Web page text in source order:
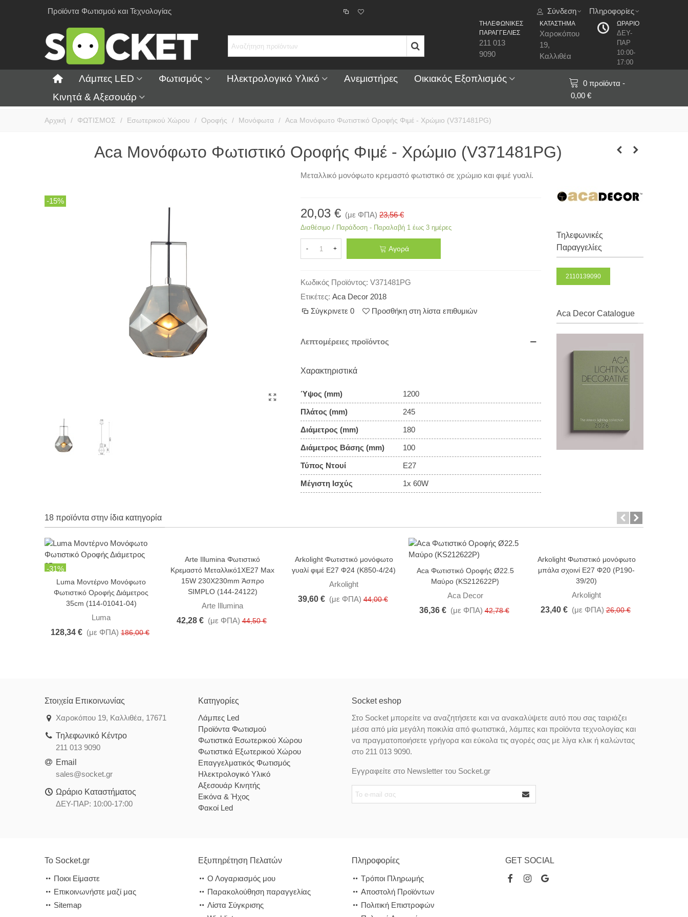
Προϊόντα Φωτισμού και Τεχνολογίας Σύνδεση Πληροφορίες
ΤΗΛΕΦΩΝΙΚΕΣ
ΠΑΡΑΓΓΕΛΙΕΣ
211 013
9090
ΚΑΤΑΣΤΗΜΑ
Χαροκόπου
19,
Καλλιθέα
ΩΡΑΡΙΟ
ΔΕΥ-
ΠΑΡ
10:00-
17:00
Λάμπες LED Φωτισμός Ηλεκτρολογικό Υλικό Ανεμιστήρες
Οικιακός Εξοπλισμός
Κινητά & Αξεσουάρ
0 προϊόντα -
0,00 €
Αρχική / ΦΩΤΙΣΜΟΣ / Εσωτερικού Χώρου / Οροφής / Μονόφωτα / Aca Μονόφωτο Φωτιστικό Οροφής Φιμέ - Χρώμιο (V371481PG)
Aca Μονόφωτο Φωτιστικό Οροφής Φιμέ - Χρώμιο (V371481PG)
-15%
Μεταλλικό μονόφωτο κρεμαστό φωτιστικό σε χρώμιο και φιμέ γυαλί.
20,03 € (με ΦΠΑ) 23,56 €
Διαθέσιμο / Παράδοση - Παραλαβή 1 έως 3 ημέρες
- + Αγορά
Κωδικός Προϊόντος: V371481PG
Ετικέτες: Aca Decor 2018
Σύγκρινετε 0 Προσθήκη στη λίστα επιθυμιών
Λεπτομέρειες προϊόντος
Χαρακτηριστικά
Ύψος (mm) 1200
Πλάτος (mm) 245
Διάμετρος (mm) 180
Διάμετρος Βάσης (mm) 100
Τύπος Ντουί E27
Μέγιστη Ισχύς 1x 60W
Τηλεφωνικές
Παραγγελίες
2110139090
Aca Decor Catalogue
18 προϊόντα στην ίδια κατηγορία
-31%
Luma Μοντέρνο Μονόφωτο
Φωτιστικό Οροφής Διάμετρος
35cm (114-01041-04)
Luma
128,34 € (με ΦΠΑ) 186,00 €
-5%
Arte Illumina Φωτιστικό
Κρεμαστό Μεταλλικό1XΕ27 Max
15W 230X230mm Άσπρο
SIMPLO (144-24122)
Arte Illumina
42,28 € (με ΦΠΑ) 44,50 €
-10%
Arkolight Φωτιστικό μονόφωτο
γυαλί φιμέ Ε27 Φ24 (Κ850-4/24)
Arkolight
39,60 € (με ΦΠΑ) 44,00 €
-15%
Aca Φωτιστικό Οροφής Ø22.5
Μαύρο (KS212622P)
Aca Decor
36,36 € (με ΦΠΑ) 42,78 €
-10%
Arkolight Φωτιστικό μονόφωτο
μπάλα σχοινί Ε27 Φ20 (Ρ190-
39/20)
Arkolight
23,40 € (με ΦΠΑ) 26,00 €
Στοιχεία Επικοινωνίας
Χαροκόπου 19, Καλλιθέα, 17671
Τηλεφωνικό Κέντρο
211 013 9090
Email
sales@socket.gr
Ωράριο Καταστήματος
ΔΕΥ-ΠΑΡ: 10:00-17:00
Κατηγορίες
Λάμπες Led
Προϊόντα Φωτισμού
Φωτιστικά Εσωτερικού Χώρου
Φωτιστικά Εξωτερικού Χώρου
Επαγγελματικός Φωτισμός
Ηλεκτρολογικό Υλικό
Αξεσουάρ Κινητής
Εικόνα & Ήχος
Φακοί Led
Socket eshop
Στο Socket μπορείτε να αναζητήσετε και να ανακαλύψετε αυτό που σας ταιριάζει
μέσα από μία μεγάλη ποικιλία από φωτιστικά, λάμπες και προϊόντα τεχνολογίας και
να πραγματοποιήσετε γρήγορα και εύκολα τις αγορές σας με λίγα κλικ ή καλώντας
στο 211 013 9090.
Εγγραφείτε στο Newsletter του Socket.gr
Το Socket.gr
Ποιοι Είμαστε
Επικοινωνήστε μαζί μας
Sitemap
Εξυπηρέτηση Πελατών
Ο Λογαριασμός μου
Παρακολούθηση παραγγελίας
Λίστα Σύγκρισης
Πληροφορίες
Τρόποι Πληρωμής
Αποστολή Προϊόντων
Πολιτική Επιστροφών
GET SOCIAL